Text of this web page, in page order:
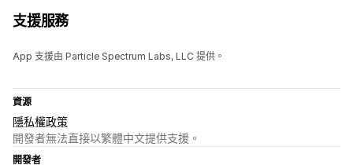
支援服務
App 支援由 Particle Spectrum Labs, LLC 提供。
資源
隱私權政策
開發者無法直接以繁體中文提供支援。
開發者